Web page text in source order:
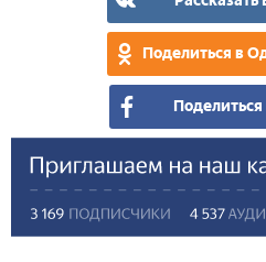
Поделиться в